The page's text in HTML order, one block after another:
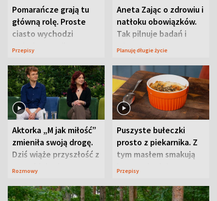
Pomarańcze grają tu
główną rolę. Proste
ciasto wychodzi
wyjątkowo wilgotne
Przepisy
Aneta Zając o zdrowiu i
natłoku obowiązków.
Tak pilnuje badań i
wizyt
Planuję długie życie
Aktorka „M jak miłość”
zmieniła swoją drogę.
Dziś wiąże przyszłość z
neurobiologią
Rozmowy
Puszyste bułeczki
prosto z piekarnika. Z
tym masłem smakują
jeszcze lepiej
Przepisy